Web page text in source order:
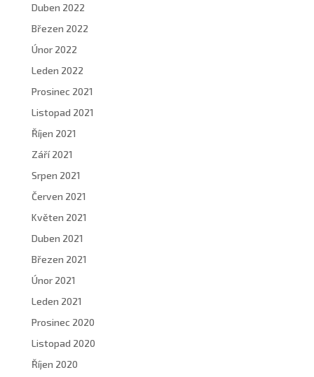
Duben 2022
Březen 2022
Únor 2022
Leden 2022
Prosinec 2021
Listopad 2021
Říjen 2021
Září 2021
Srpen 2021
Červen 2021
Květen 2021
Duben 2021
Březen 2021
Únor 2021
Leden 2021
Prosinec 2020
Listopad 2020
Říjen 2020